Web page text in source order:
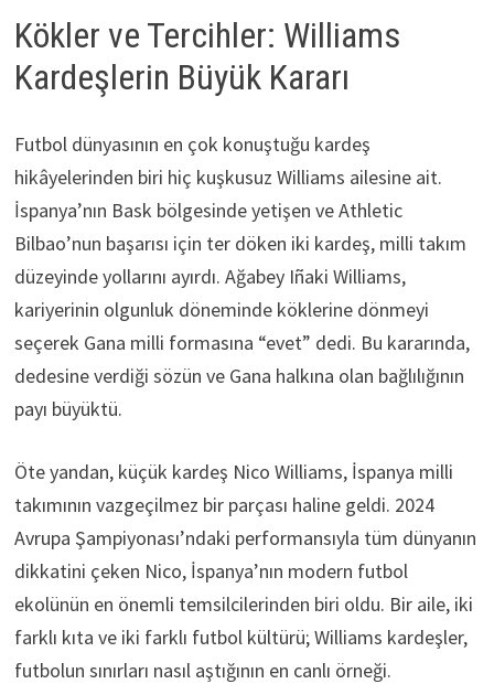
Kökler ve Tercihler: Williams
Kardeşlerin Büyük Kararı
Futbol dünyasının en çok konuştuğu kardeş
hikâyelerinden biri hiç kuşkusuz Williams ailesine ait.
İspanya’nın Bask bölgesinde yetişen ve Athletic
Bilbao’nun başarısı için ter döken iki kardeş, milli takım
düzeyinde yollarını ayırdı. Ağabey Iñaki Williams,
kariyerinin olgunluk döneminde köklerine dönmeyi
seçerek Gana milli formasına “evet” dedi. Bu kararında,
dedesine verdiği sözün ve Gana halkına olan bağlılığının
payı büyüktü.
Öte yandan, küçük kardeş Nico Williams, İspanya milli
takımının vazgeçilmez bir parçası haline geldi. 2024
Avrupa Şampiyonası’ndaki performansıyla tüm dünyanın
dikkatini çeken Nico, İspanya’nın modern futbol
ekolünün en önemli temsilcilerinden biri oldu. Bir aile, iki
farklı kıta ve iki farklı futbol kültürü; Williams kardeşler,
futbolun sınırları nasıl aştığının en canlı örneği.